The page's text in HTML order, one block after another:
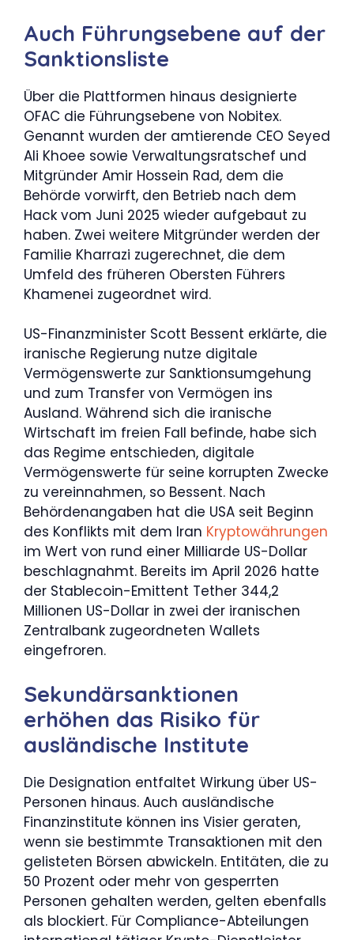
Auch Führungsebene auf der
Sanktionsliste
Über die Plattformen hinaus designierte
OFAC die Führungsebene von Nobitex.
Genannt wurden der amtierende CEO Seyed
Ali Khoee sowie Verwaltungsratschef und
Mitgründer Amir Hossein Rad, dem die
Behörde vorwirft, den Betrieb nach dem
Hack vom Juni 2025 wieder aufgebaut zu
haben. Zwei weitere Mitgründer werden der
Familie Kharrazi zugerechnet, die dem
Umfeld des früheren Obersten Führers
Khamenei zugeordnet wird.
US-Finanzminister Scott Bessent erklärte, die
iranische Regierung nutze digitale
Vermögenswerte zur Sanktionsumgehung
und zum Transfer von Vermögen ins
Ausland. Während sich die iranische
Wirtschaft im freien Fall befinde, habe sich
das Regime entschieden, digitale
Vermögenswerte für seine korrupten Zwecke
zu vereinnahmen, so Bessent. Nach
Behördenangaben hat die USA seit Beginn
des Konflikts mit dem Iran Kryptowährungen
im Wert von rund einer Milliarde US-Dollar
beschlagnahmt. Bereits im April 2026 hatte
der Stablecoin-Emittent Tether 344,2
Millionen US-Dollar in zwei der iranischen
Zentralbank zugeordneten Wallets
eingefroren.
Sekundärsanktionen
erhöhen das Risiko für
ausländische Institute
Die Designation entfaltet Wirkung über US-
Personen hinaus. Auch ausländische
Finanzinstitute können ins Visier geraten,
wenn sie bestimmte Transaktionen mit den
gelisteten Börsen abwickeln. Entitäten, die zu
50 Prozent oder mehr von gesperrten
Personen gehalten werden, gelten ebenfalls
als blockiert. Für Compliance-Abteilungen